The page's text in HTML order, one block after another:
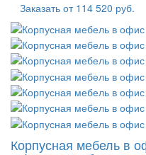
Заказать от 114 520 руб.
Корпусная мебель в